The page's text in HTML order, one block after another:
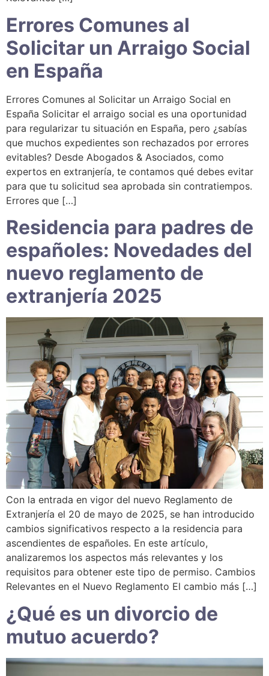
Errores Comunes al
Solicitar un Arraigo Social
en España
Errores Comunes al Solicitar un Arraigo Social en
España Solicitar el arraigo social es una oportunidad
para regularizar tu situación en España, pero ¿sabías
que muchos expedientes son rechazados por errores
evitables? Desde Abogados & Asociados, como
expertos en extranjería, te contamos qué debes evitar
para que tu solicitud sea aprobada sin contratiempos.
Errores que […]
Residencia para padres de
españoles: Novedades del
nuevo reglamento de
extranjería 2025
Con la entrada en vigor del nuevo Reglamento de
Extranjería el 20 de mayo de 2025, se han introducido
cambios significativos respecto a la residencia para
ascendientes de españoles. En este artículo,
analizaremos los aspectos más relevantes y los
requisitos para obtener este tipo de permiso. Cambios
Relevantes en el Nuevo Reglamento El cambio más […]
¿Qué es un divorcio de
mutuo acuerdo?